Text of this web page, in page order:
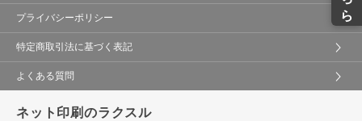
プライバシーポリシー
特定商取引法に基づく表記
よくある質問
ネット印刷のラクスル